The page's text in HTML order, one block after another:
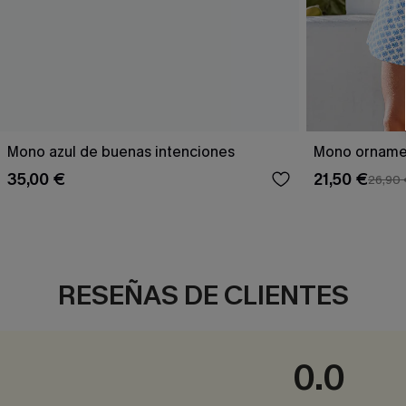
Mono azul de buenas intenciones
35,00 €
Mono
21,50 €26,90
RESEÑAS DE CLIENTES
0.0